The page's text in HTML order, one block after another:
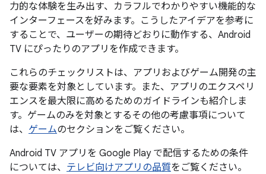
力的な体験を生み出す、カラフルでわかりやすい機能的な
インターフェースを好みます。こうしたアイデアを参考に
することで、ユーザーの期待どおりに動作する、Android
TV にぴったりのアプリを作成できます。
これらのチェックリストは、アプリおよびゲーム開発の主
要な要素を対象としています。また、アプリのエクスペリ
エンスを最大限に高めるためのガイドラインも紹介しま
す。ゲームのみを対象とするその他の考慮事項について
は、 ゲームのセクションをご覧ください。
Android TV アプリを Google Play で配信するための条件
については、 テレビ向けアプリの品質をご覧ください。